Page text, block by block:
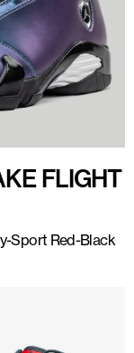
FLIGHT
Sport Red-Black